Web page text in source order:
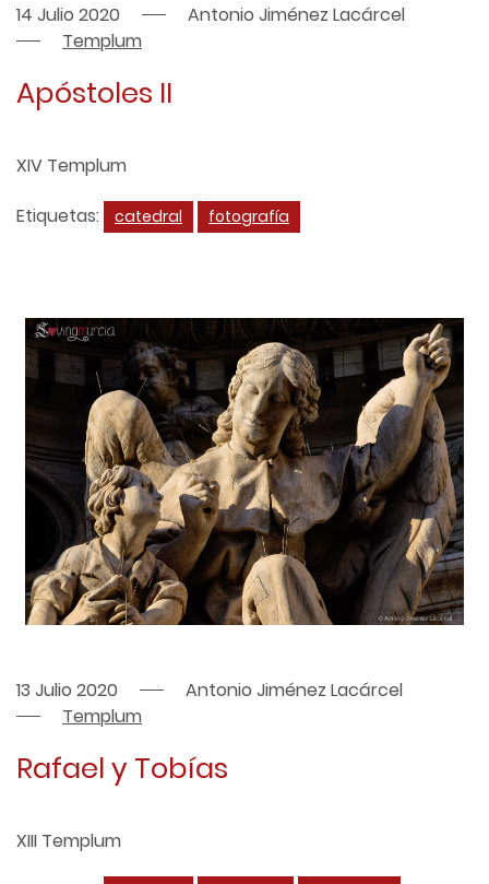
14 Julio 2020
Antonio Jiménez Lacárcel
Templum
Apóstoles II
XIV Templum
Etiquetas:
catedral fotografía
13 Julio 2020
Antonio Jiménez Lacárcel
Templum
Rafael y Tobías
XIII Templum